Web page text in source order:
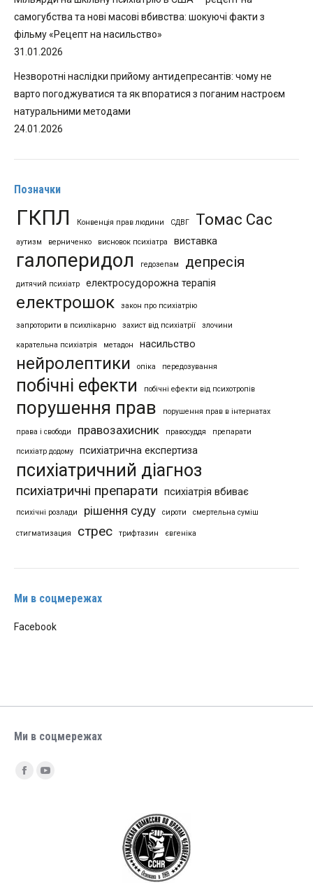
самогубства та нові масові вбивства: шокуючі факти з
фільму «Рецепт на насильство»
31.01.2026
Незворотні наслідки прийому антидепресантів: чому не
варто погоджуватися та як впоратися з поганим настроєм
натуральними методами
24.01.2026
Позначки
ГКПЛ Конвенція прав людини СДВГ Томас Сас
аутизм верниченко висновок психіатра виставка
галоперидол гедозепам депресія
дитячий психіатр електросудорожна терапія
електрошок закон про психіатрію
запроторити в психлікарню захист від психіатрії злочини
карательна психіатрія метадон насильство
нейролептики опіка передозування
побічні ефекти побічні ефекти від психотропів
порушення прав порушення прав в інтернатах
права і свободи правозахисник правосуддя препарати
психіатр додому психіатрична експертиза
психіатричний діагноз
психіатричні препарати психіатрія вбиває
психічні розлади рішення суду сироти смертельна суміш
стигматизация стрес трифтазин євгеніка
Ми в соцмережах
Facebook
Ми в соцмережах
Find us on:
FacebookYouTube